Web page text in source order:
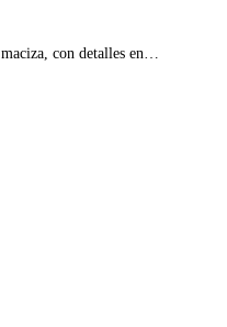
con detalles en…